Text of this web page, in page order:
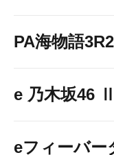
PA海物語
e 乃木坂46
eフィーバー